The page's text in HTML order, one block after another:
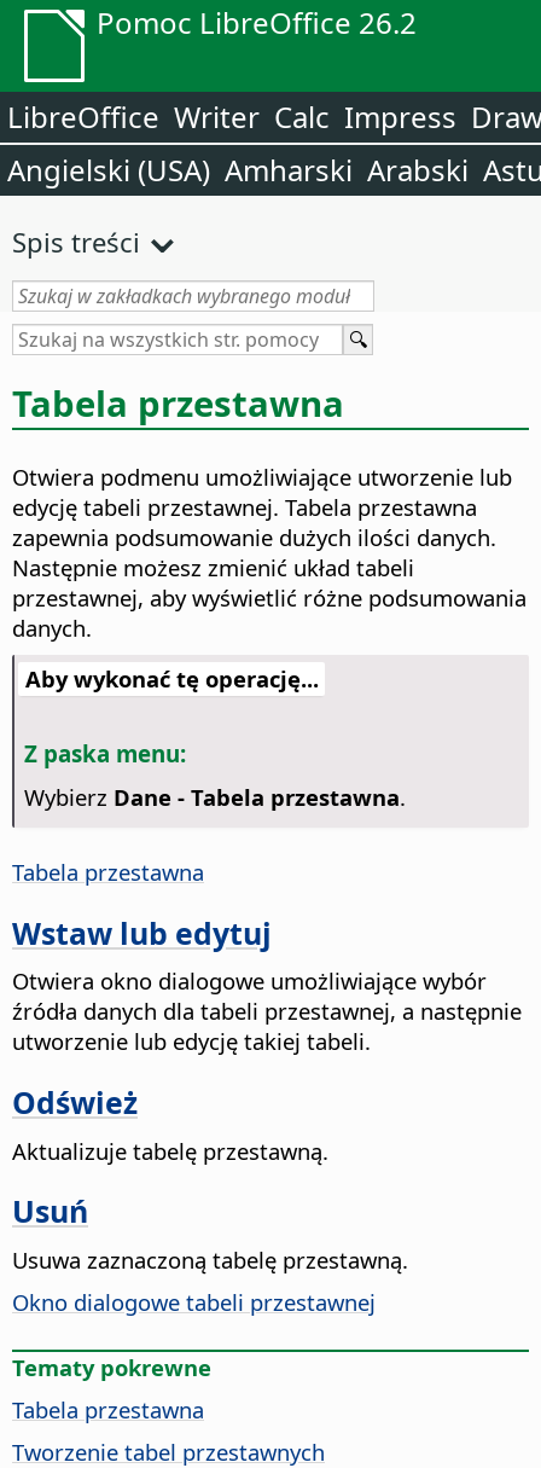
Pomoc LibreOffice 26.2
LibreOffice Writer Calc Impress
Angielski (USA) Amharski Arabski
Spis treści
Tabela przestawna
Otwiera podmenu umożliwiające utworzenie lub
edycję tabeli przestawnej. Tabela przestawna
zapewnia podsumowanie dużych ilości danych.
Następnie możesz zmienić układ tabeli
przestawnej, aby wyświetlić różne podsumowania
danych.
Aby wykonać tę operację...
Z paska menu:
Wybierz Dane - Tabela przestawna.
Tabela przestawna
Wstaw lub edytuj
Otwiera okno dialogowe umożliwiające wybór
źródła danych dla tabeli przestawnej, a następnie
utworzenie lub edycję takiej tabeli.
Odśwież
Aktualizuje tabelę przestawną.
Usuń
Usuwa zaznaczoną tabelę przestawną.
Okno dialogowe tabeli przestawnej
Tematy pokrewne
Tabela przestawna
Tworzenie tabel przestawnych